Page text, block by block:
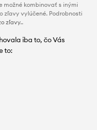
možné kombinovať s inými
zľavy vylúčené. Podrobnosti
zľavy..
iba to, čo Vás
to: